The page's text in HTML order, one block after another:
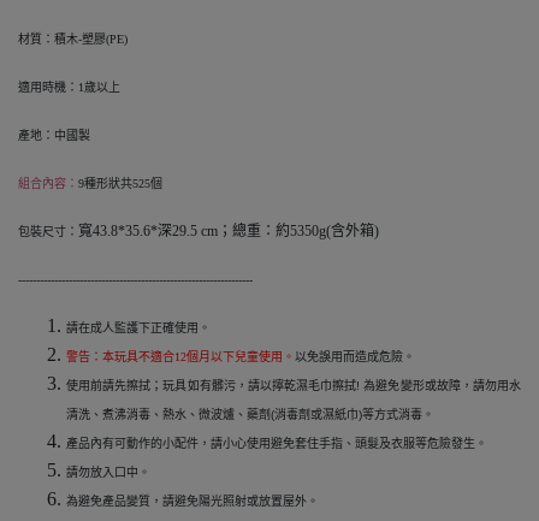
材質：積木-塑膠(PE)
適用時機：1歲以上
產地：中國製
組合內容： 9種形狀共525個
包裝尺寸： 寬43.8*35.6*深29.5 cm；總重：約5350g(含外箱)
-----------------------------------------------------------------
請在成人監護下正確使用。
警告：本玩具不適合12個月以下兒童使用。 以免誤用而造成危險。
使用前請先擦拭；玩具如有髒污，請以擰乾濕毛巾擦拭! 為避免變形或故障，請勿用水
清洗、煮沸消毒、熱水、微波爐、藥劑(消毒劑或濕紙巾)等方式消毒。
產品內有可動作的小配件，請小心使用避免套住手指、頭髮及衣服等危險發生。
請勿放入口中。
為避免產品變質，請避免陽光照射或放置屋外。